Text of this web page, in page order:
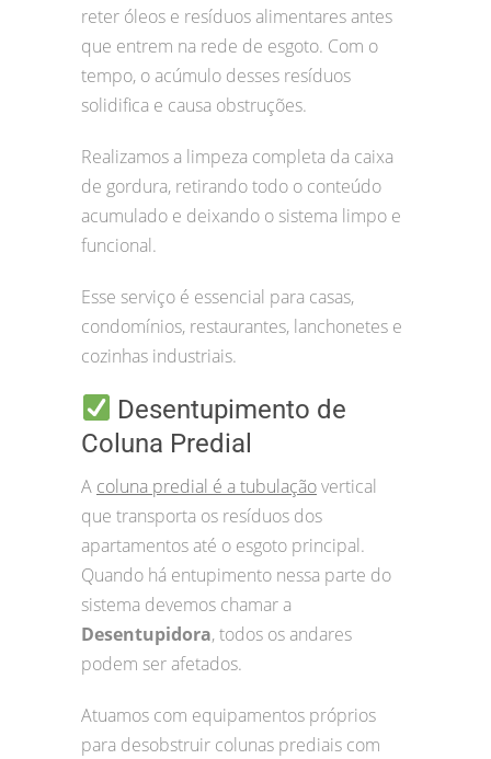
reter óleos e resíduos alimentares antes
que entrem na rede de esgoto. Com o
tempo, o acúmulo desses resíduos
solidifica e causa obstruções.
Realizamos a limpeza completa da caixa
de gordura, retirando todo o conteúdo
acumulado e deixando o sistema limpo e
funcional.
Esse serviço é essencial para casas,
condomínios, restaurantes, lanchonetes e
cozinhas industriais.
Desentupimento de
Coluna Predial
A coluna predial é a tubulaçãovertical
que transporta os resíduos dos
apartamentos até o esgoto principal.
Quando há entupimento nessa parte do
sistema devemos chamar a
Desentupidora, todos os andares
podem ser afetados.
Atuamos com equipamentos próprios
para desobstruir colunas prediais com